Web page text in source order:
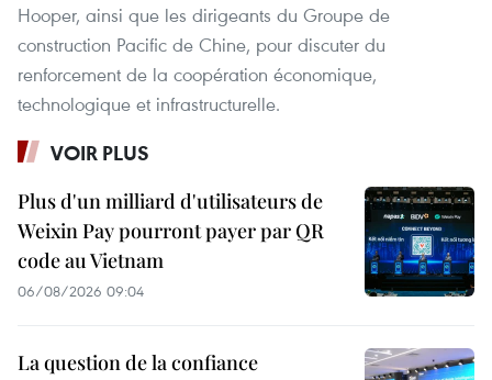
Hooper, ainsi que les dirigeants du Groupe de
construction Pacific de Chine, pour discuter du
renforcement de la coopération économique,
technologique et infrastructurelle.
VOIR PLUS
Plus d'un milliard d'utilisateurs de
Weixin Pay pourront payer par QR
code au Vietnam
06/08/2026 09:04
La question de la confiance